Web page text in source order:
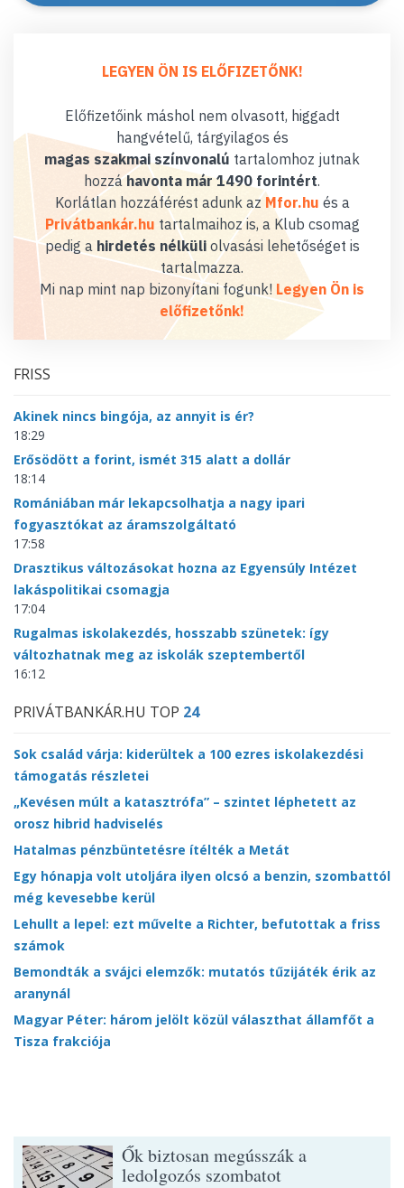
LEGYEN ÖN IS ELŐFIZETŐNK!
Előfizetőink máshol nem olvasott, higgadt
hangvételű, tárgyilagos és
magas szakmai színvonalú tartalomhoz jutnak
hozzáhavonta már 1490 forintért.
Korlátlan hozzáférést adunk az Mfor.hu és a
Privátbankár.hu tartalmaihoz is, a Klub csomag
pedig a hirdetés nélküliolvasási lehetőséget is
tartalmazza.
Mi nap mint nap bizonyítani fogunk! Legyen Ön is
előfizetőnk!
FRISS
Akinek nincs bingója, az annyit is ér?
18:29
Erősödött a forint, ismét 315 alatt a dollár
18:14
Romániában már lekapcsolhatja a nagy ipari
fogyasztókat az áramszolgáltató
17:58
Drasztikus változásokat hozna az Egyensúly Intézet
lakáspolitikai csomagja
17:04
Rugalmas iskolakezdés, hosszabb szünetek: így
változhatnak meg az iskolák szeptembertől
16:12
PRIVÁTBANKÁR.HU TOP 24
Sok család várja: kiderültek a 100 ezres iskolakezdési
támogatás részletei
„Kevésen múlt a katasztrófa” – szintet léphetett az
orosz hibrid hadviselés
Hatalmas pénzbüntetésre ítélték a Metát
Egy hónapja volt utoljára ilyen olcsó a benzin, szombattól
még kevesebbe kerül
Lehullt a lepel: ezt művelte a Richter, befutottak a friss
számok
Bemondták a svájci elemzők: mutatós tűzijáték érik az
aranynál
Magyar Péter: három jelölt közül választhat államfőt a
Tisza frakciója
Ők biztosan megússzák a
ledolgozós szombatot